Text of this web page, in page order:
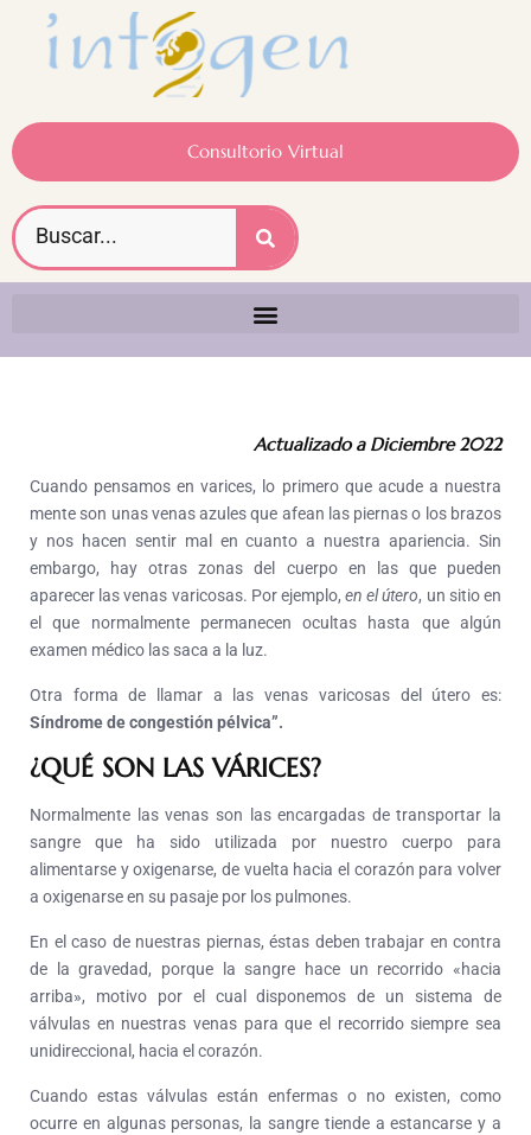
Consultorio Virtual
Actualizado a Diciembre 2022
Cuando pensamos en varices, lo primero que acude a nuestra
mente son unas venas azules que afean las piernas o los brazos
y nos hacen sentir mal en cuanto a nuestra apariencia. Sin
embargo, hay otras zonas del cuerpo en las que pueden
aparecer las venas varicosas. Por ejemplo,en el útero, un sitio en
el que normalmente permanecen ocultas hasta que algún
examen médico las saca a la luz.
Otra forma de llamar a las venas varicosas del útero es:
Síndrome de congestión pélvica”.
¿QUÉ SON LAS VÁRICES?
Normalmente las venas son las encargadas de transportar la
sangre que ha sido utilizada por nuestro cuerpo para
alimentarse y oxigenarse, de vuelta hacia el corazón para volver
a oxigenarse en su pasaje por los pulmones.
En el caso de nuestras piernas, éstas deben trabajar en contra
de la gravedad, porque la sangre hace un recorrido «hacia
arriba», motivo por el cual disponemos de un sistema de
válvulas en nuestras venas para que el recorrido siempre sea
unidireccional, hacia el corazón.
Cuando estas válvulas están enfermas o no existen, como
ocurre en algunas personas, la sangre tiende a estancarse y a